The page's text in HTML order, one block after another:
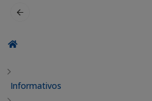
Informativos